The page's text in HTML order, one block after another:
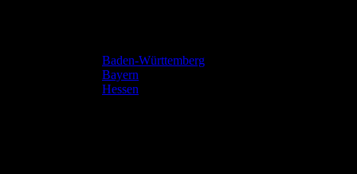
Baden-Württemberg
Bayern
Hessen